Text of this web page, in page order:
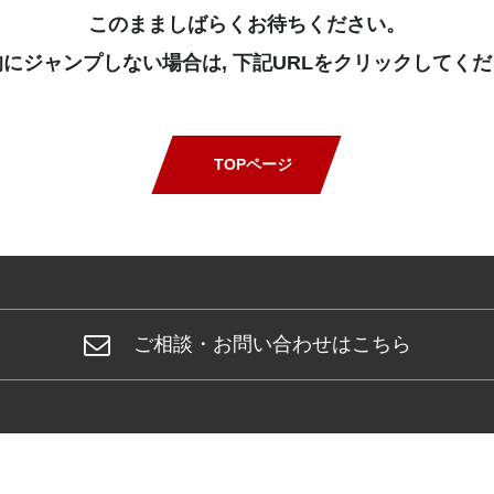
このまましばらくお待ちください。
ジャンプしない場合は, 下記URLをクリックしてく
TOPページ
ご相談・お問い合わせはこちら